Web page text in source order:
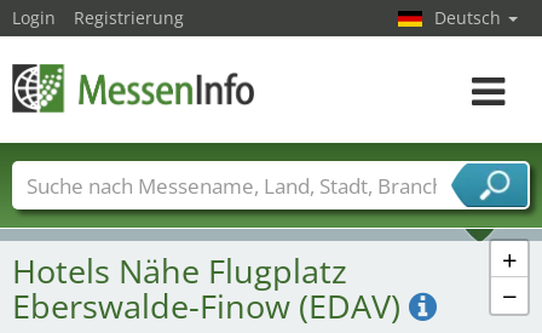
1
+
−
Hotels Nähe Flugplatz
Eberswalde-Finow (EDAV)
Login Registrierung Deutsch
Toggle
Messenamen Länder Städte
Branchen
Dienstleisterbranchen